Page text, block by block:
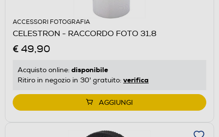
ACCESSORI FOTOGRAFIA
CELESTRON - RACCORDO FOTO 31,8
€ 49,90
Acquisto online: disponibile
Ritiro in negozio in 30' gratuito: verifica
AGGIUNGI